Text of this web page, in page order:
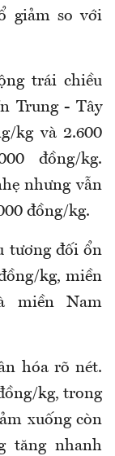
giảm so với
trái chiều
Trung - Tây
kg và 2.600
đồng/kg.
nhưng vẫn
đồng/kg.
tương đối ổn
kg, miền
miền Nam
hóa rõ nét.
kg, trong
xuống còn
tăng nhanh